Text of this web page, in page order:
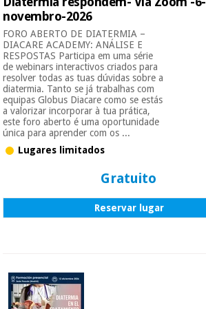
novembro-2026
FORO ABERTO DE DIATERMIA –
DIACARE ACADEMY: ANÁLISE E
RESPOSTAS Participa em uma série
de webinars interactivos criados para
resolver todas as tuas dúvidas sobre a
diatermia. Tanto se já trabalhas com
equipas Globus Diacare como se estás
a valorizar incorporar à tua prática,
este foro aberto é uma oportunidade
única para aprender com os ...
Lugares limitados
Gratuito
Reservar lugar